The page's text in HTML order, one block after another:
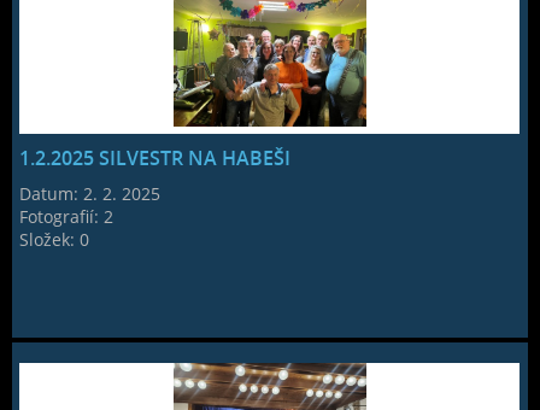
1.2.2025 SILVESTR NA HABEŠI
Datum:2. 2. 2025
Fotografií:2
Složek:0